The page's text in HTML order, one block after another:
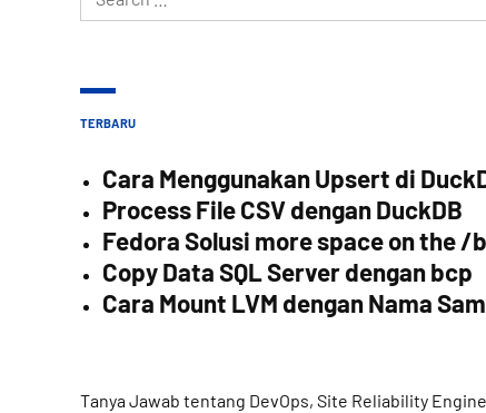
for:
TERBARU
Cara Menggunakan Upsert di
Process File CSV dengan DuckDB
Fedora Solusi more space on the
Copy Data SQL Server dengan bcp
Cara Mount LVM dengan Nama
Tanya Jawab tentang DevOps, Site Reliability